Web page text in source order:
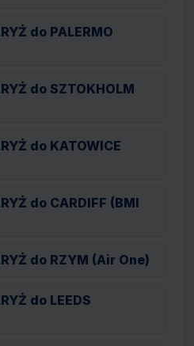
do PALERMO
do SZTOKHOLM
do KATOWICE
do CARDIFF (BMI
do RZYM (Air One)
do LEEDS